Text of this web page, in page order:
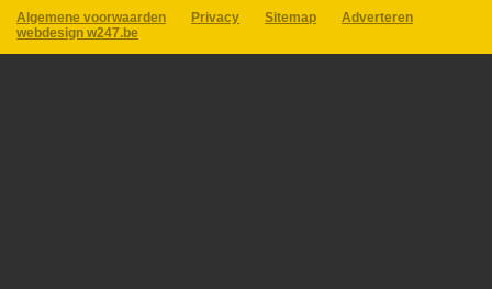
Algemene voorwaarden
Privacy Sitemap
Adverteren
webdesign w247.be